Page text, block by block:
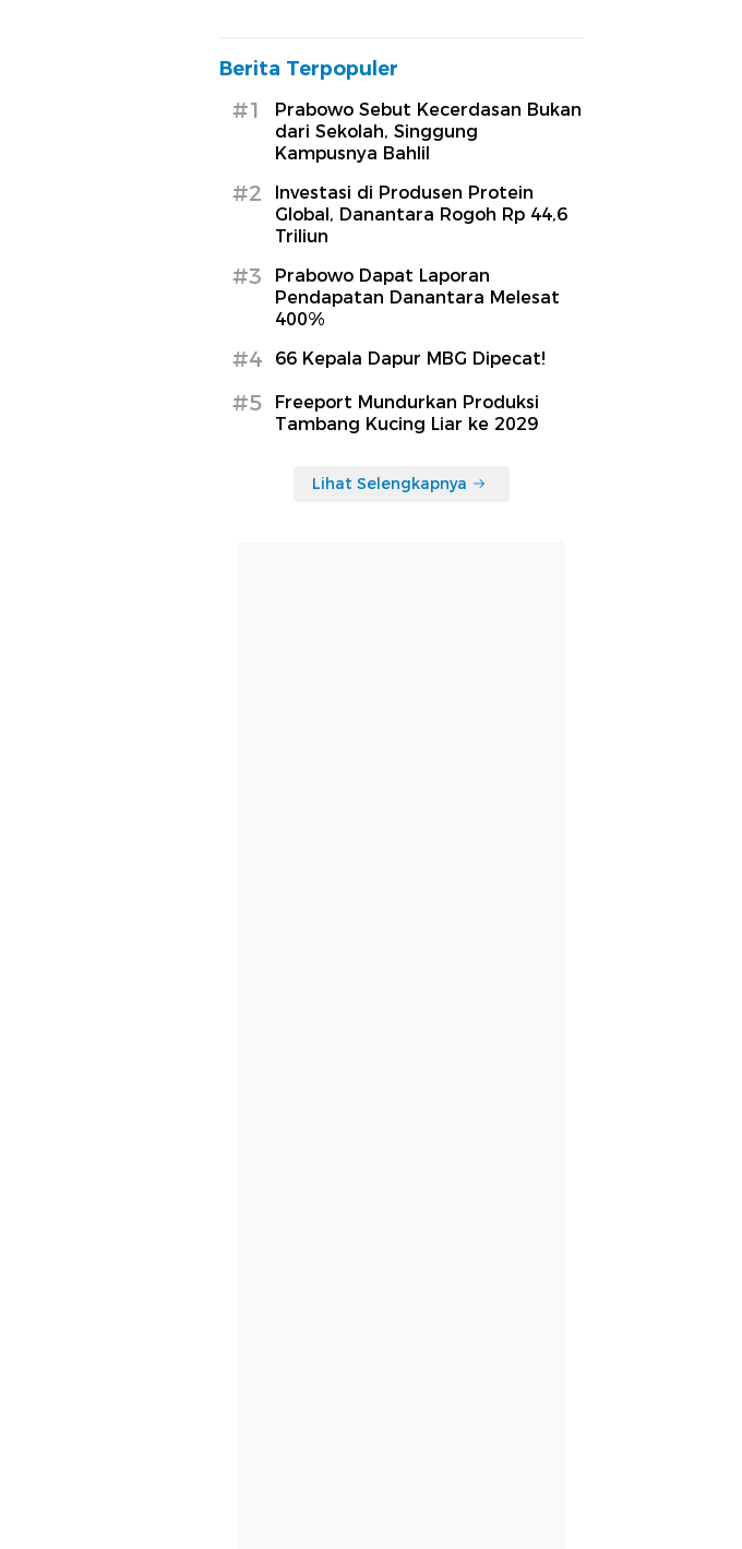
Berita Terpopuler
#1
Prabowo Sebut Kecerdasan Bukan
dari Sekolah, Singgung
Kampusnya Bahlil
#2
Investasi di Produsen Protein
Global, Danantara Rogoh Rp 44,6
Triliun
#3
Prabowo Dapat Laporan
Pendapatan Danantara Melesat
400%
#4 66 Kepala Dapur MBG Dipecat!
#5
Freeport Mundurkan Produksi
Tambang Kucing Liar ke 2029
Lihat Selengkapnya